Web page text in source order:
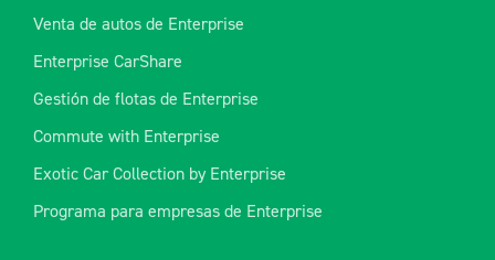
Venta de autos de Enterprise
Enterprise CarShare
Gestión de flotas de Enterprise
Commute with Enterprise
Exotic Car Collection by Enterprise
Programa para empresas de Enterprise